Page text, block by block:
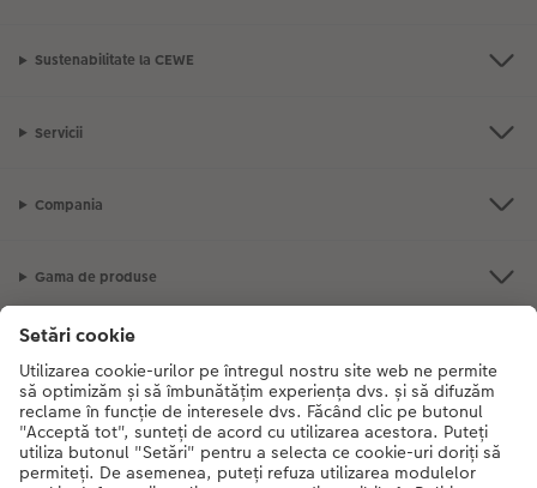
Sustenabilitate la CEWE
Servicii
Compania
Gama de produse